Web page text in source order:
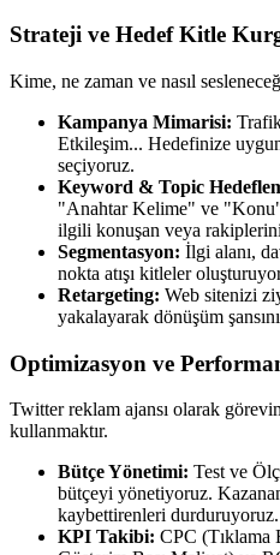
Strateji ve Hedef Kitle
Kime, ne zaman ve nasıl
Kampanya Mimarisi:
Etkileşim... Hedefinize
seçiyoruz.
Keyword & Topic
"Anahtar Kelime" ve
ilgili konuşan veya
Segmentasyon: İlgi alanı,
nokta atışı kitleler
Retargeting: Web sitenizi
yakalayarak dönüşüm
Optimizasyon ve
Twitter reklam ajansı olarak
kullanmaktır.
Bütçe Yönetimi: Test ve
bütçeyi yönetiyoruz.
kaybettirenleri durduruyoruz.
KPI Takibi: CPC (Tıklama